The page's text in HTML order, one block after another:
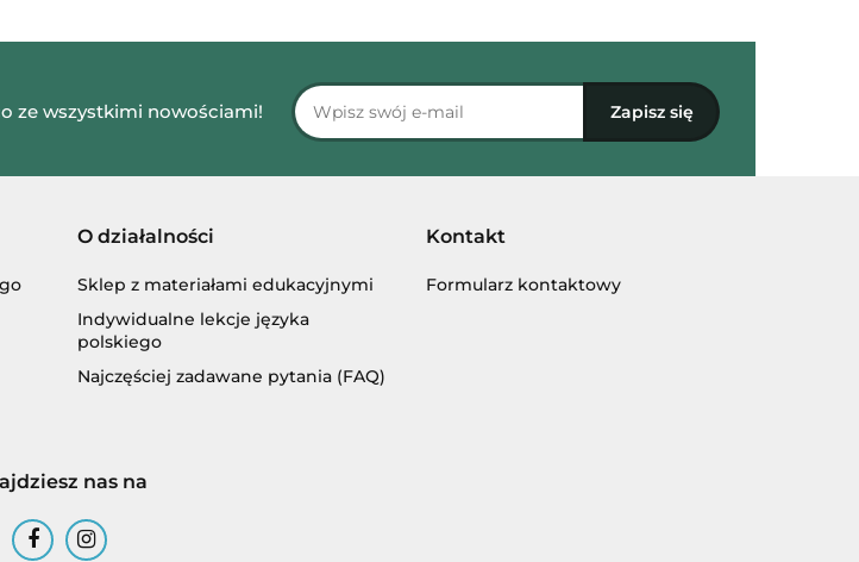
ze wszystkimi nowościami!
O działalności
Sklep z materiałami edukacyjnymi
Indywidualne lekcje języka
polskiego
Najczęściej zadawane pytania (FAQ)
Kontakt
Formularz kontaktowy
nas na